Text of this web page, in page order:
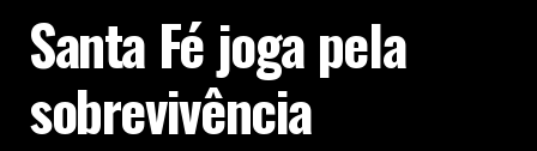
Santa Fé joga pela
sobrevivência